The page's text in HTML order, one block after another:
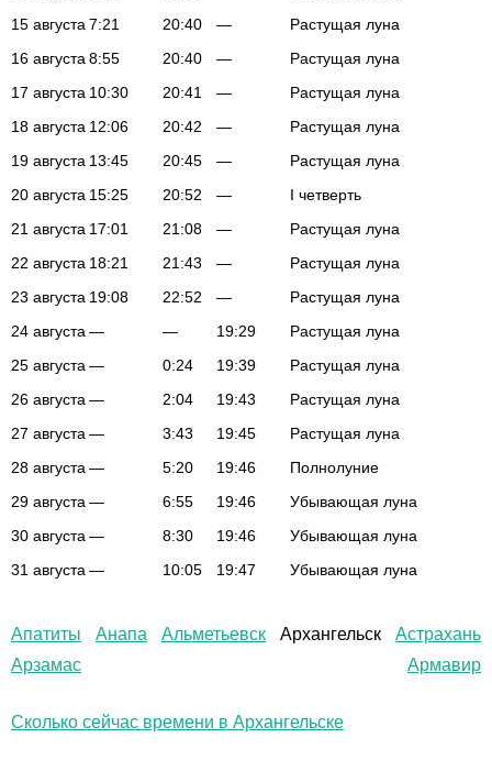
15 августа 7:21 20:40 —
Растущая луна
16 августа 8:55 20:40 —
Растущая луна
17 августа 10:30 20:41 —
Растущая луна
18 августа 12:06 20:42 —
Растущая луна
19 августа 13:45 20:45 —
Растущая луна
20 августа 15:25 20:52 —
I четверть
21 августа 17:01 21:08 —
Растущая луна
22 августа 18:21 21:43 —
Растущая луна
23 августа 19:08 22:52 —
Растущая луна
24 августа — — 19:29
Растущая луна
25 августа — 0:24 19:39
Растущая луна
26 августа — 2:04 19:43
Растущая луна
27 августа — 3:43 19:45
Растущая луна
28 августа — 5:20 19:46
Полнолуние
29 августа — 6:55 19:46
Убывающая луна
30 августа — 8:30 19:46
Убывающая луна
31 августа — 10:05 19:47 Убывающая луна
Апатиты Анапа Альметьевск Архангельск
Астрахань
Арзамас
Армавир
Сколько сейчас времени в Архангельске